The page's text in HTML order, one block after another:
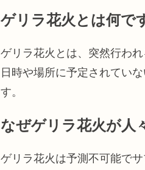
ゲリラ花火とは何で
ゲリラ花火とは、突然行わ
日時や場所に予定されてい
す。
なぜゲリラ花火が人
ゲリラ花火は予測不可能で